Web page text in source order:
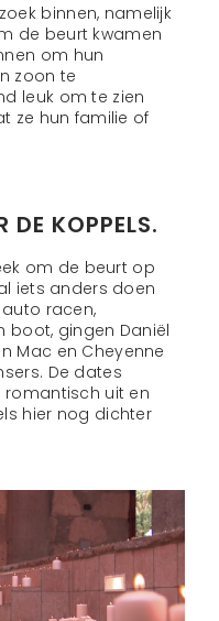
binnen, namelijk
de beurt kwamen
om hun
zoon te
leuk om te zien
ze hun familie of
DE KOPPELS.
om de beurt op
iets anders doen
racen,
boot, gingen Daniël
Mac en Cheyenne
De dates
romantisch uit en
hier nog dichter